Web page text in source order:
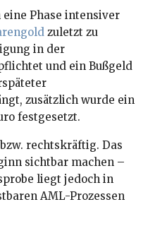
Phase intensiver
zuletzt zu
in der
und ein Bußgeld
zusätzlich wurde ein
festgesetzt.
rechtskräftig. Das
sichtbar machen –
liegt jedoch in
AML-Prozessen